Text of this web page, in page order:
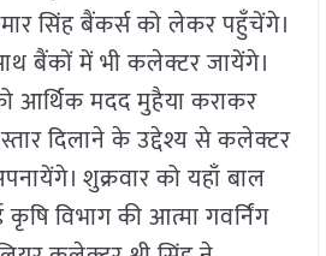
सिंह बैंकर्स को लेकर पहुँचेंगे।
बैंकों में भी कलेक्टर जायेंगे।
आर्थिक मदद मुहैया कराकर
दिलाने के उद्देश्य से कलेक्टर
शुक्रवार को यहाँ बाल
विभाग की आत्मा गवर्निंग